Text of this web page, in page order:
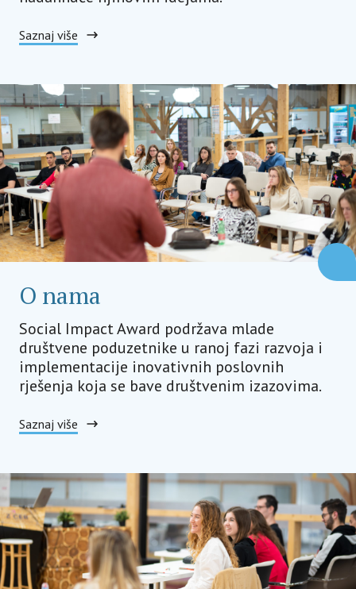
Saznaj više
O nama
Social Impact Award podržava mlade
društvene poduzetnike u ranoj fazi razvoja i
implementacije inovativnih poslovnih
rješenja koja se bave društvenim izazovima.
Saznaj više